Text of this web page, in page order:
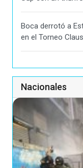
Boca derrotó a
en el Torneo
Nacionales